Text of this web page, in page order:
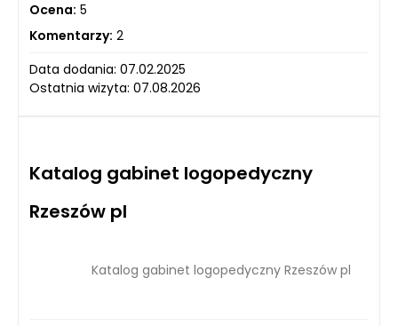
Ocena: 5
Komentarzy: 2
Data dodania: 07.02.2025
Ostatnia wizyta: 07.08.2026
Katalog gabinet logopedyczny
Rzeszów pl
Katalog gabinet logopedyczny Rzeszów pl